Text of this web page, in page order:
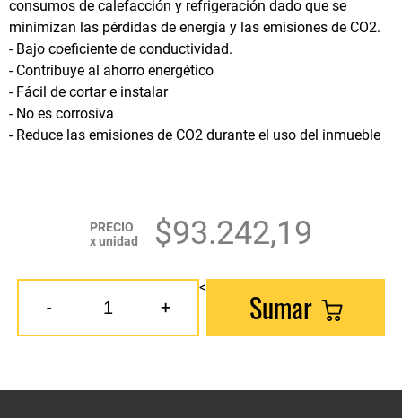
consumos de calefacción y refrigeración dado que se
minimizan las pérdidas de energía y las emisiones de CO2.
- Bajo coeficiente de conductividad.
- Contribuye al ahorro energético
- Fácil de cortar e instalar
- No es corrosiva
- Reduce las emisiones de CO2 durante el uso del inmueble
PRECIO
x unidad
$93.242,19
- +
< Sumar